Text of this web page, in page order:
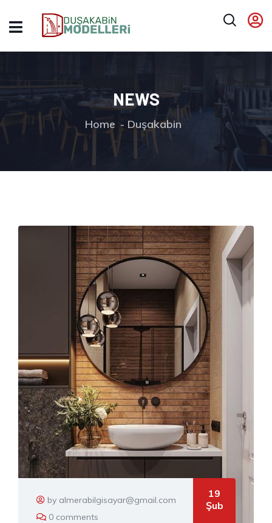
NEWS
Home Duşakabin
by almerabilgisayar@gmail.com
0 comments
19
Şub